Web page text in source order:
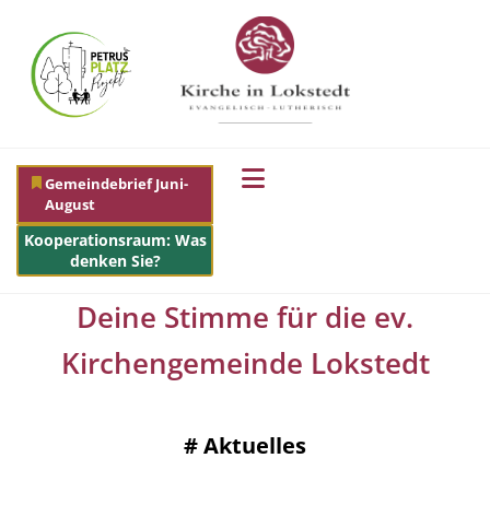
Gemeindebrief Juni-
August
Kooperationsraum: Was
denken Sie?
Deine Stimme für die ev.
Kirchengemeinde Lokstedt
#Aktuelles